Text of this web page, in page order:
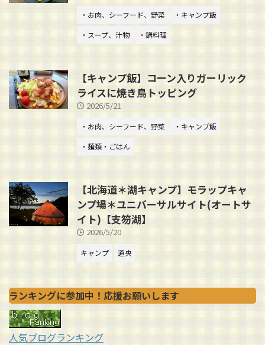
・お肉、シーフード、野菜
・キャンプ飯
・スープ、汁物
・鍋料理
【キャンプ飯】コーン入りガーリック
ライスに焼き鳥トッピング
2026/5/21
・お肉、シーフード、野菜
・キャンプ飯
・麺類・ごはん
【北海道＊湖キャンプ】モラップキャ
ンプ場＊ユニバーサルサイト(オートサ
イト)【支笏湖】
2026/5/20
キャンプ 道央
ランキングに参加中！応援お願いします
人気ブログランキング